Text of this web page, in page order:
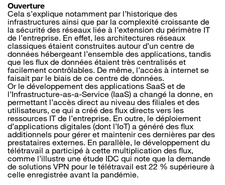
Ouverture
Cela s’explique notamment par l’historique des
infrastructures ainsi que par la complexité croissante de
la sécurité des réseaux liée à l’extension du périmètre IT
de l’entreprise. En effet, les architectures réseaux
classiques étaient construites autour d’un centre de
données hébergeant l’ensemble des applications, tandis
que les flux de données étaient très centralisés et
facilement contrôlables. De même, l’accès à internet se
faisait par le biais de ce centre de données.
Or le développement des applications SaaS et de
l’Infrastructure-as-a-Service (IaaS) a changé la donne, en
permettant l’accès direct au niveau des filiales et des
utilisateurs, ce qui a créé des flux directs vers les
ressources IT de l’entreprise. En outre, le déploiement
d’applications digitales (dont l’IoT) a généré des flux
additionnels pour gérer et maintenir ces dernières par des
prestataires externes. En parallèle, le développement du
télétravail a participé à cette multiplication des flux,
comme l’illustre une étude IDC qui note que la demande
de solutions VPN pour le télétravail est 22 % supérieure à
celle enregistrée avant la pandémie.